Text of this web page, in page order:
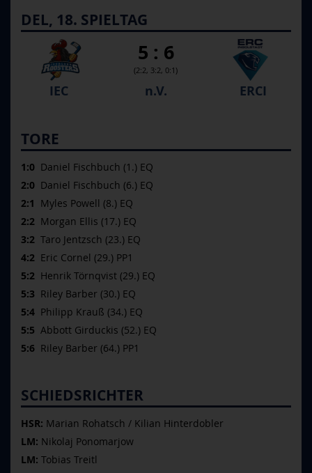
DEL, 18. SPIELTAG
5 : 6
(2:2, 3:2, 0:1)
IEC n.V. ERCI
TORE
1:0 Daniel Fischbuch (1.) EQ
2:0 Daniel Fischbuch (6.) EQ
2:1 Myles Powell (8.) EQ
2:2 Morgan Ellis (17.) EQ
3:2 Taro Jentzsch (23.) EQ
4:2 Eric Cornel (29.) PP1
5:2 Henrik Törnqvist (29.) EQ
5:3 Riley Barber (30.) EQ
5:4 Philipp Krauß (34.) EQ
5:5 Abbott Girduckis (52.) EQ
5:6 Riley Barber (64.) PP1
SCHIEDSRICHTER
HSR: Marian Rohatsch / Kilian Hinterdobler
LM: Nikolaj Ponomarjow
LM: Tobias Treitl